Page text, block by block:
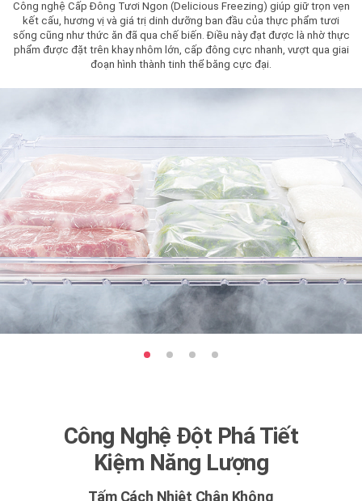
Công nghệ Cấp Đông Tươi Ngon (Delicious Freezing) giúp giữ trọn vẹn
kết cấu, hương vị và giá trị dinh dưỡng ban đầu của thực phẩm tươi
sống cũng như thức ăn đã qua chế biến. Điều này đạt được là nhờ thực
phẩm được đặt trên khay nhôm lớn, cấp đông cực nhanh, vượt qua giai
đoạn hình thành tinh thể băng cực đại.
Công Nghệ Đột Phá Tiết
Kiệm Năng Lượng
Tấm Cách Nhiệt Chân Không